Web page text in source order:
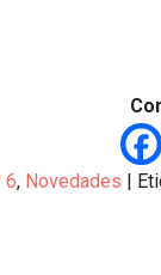
6, Novedades |